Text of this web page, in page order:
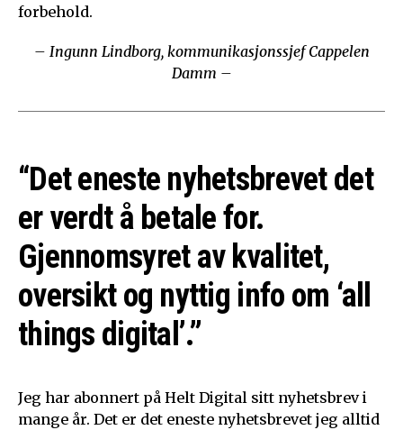
forbehold.
– Ingunn Lindborg, kommunikasjonssjef Cappelen
Damm –
“Det eneste nyhetsbrevet det
er verdt å betale for.
Gjennomsyret av kvalitet,
oversikt og nyttig info om ‘all
things digital’.”
Jeg har abonnert på Helt Digital sitt nyhetsbrev i
mange år. Det er det eneste nyhetsbrevet jeg alltid